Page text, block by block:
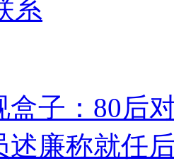
盒子：80后
述廉称就任